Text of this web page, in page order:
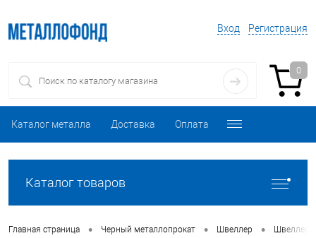
Вход Регистрация
0
Каталог металла Доставка Оплата
Каталог товаров
Главная страница • Черный металлопрокат • Швеллер • Швеллер